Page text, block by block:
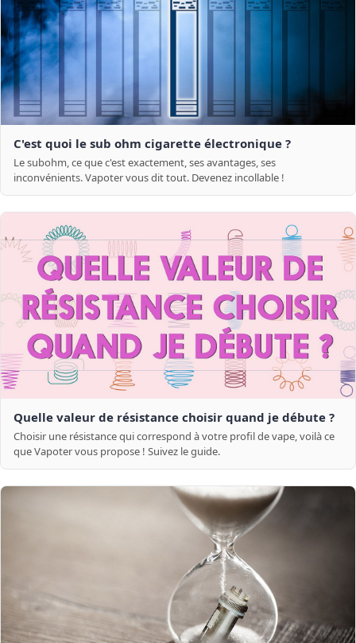
C'est quoi le sub ohm cigarette électronique ?
Le subohm, ce que c'est exactement, ses avantages, ses
inconvénients. Vapoter vous dit tout. Devenez incollable !
Quelle valeur de résistance choisir quand je débute ?
Choisir une résistance qui correspond à votre profil de vape, voilà ce
que Vapoter vous propose ! Suivez le guide.